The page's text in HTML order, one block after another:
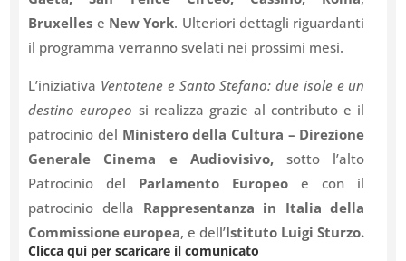
Bruxelles e New York. Ulteriori dettagli riguardanti
il programma verranno svelati nei prossimi mesi.
L’iniziativa Ventotene e Santo Stefano: due isole e un
destino europeo si realizza grazie al contributo e il
patrocinio del Ministero della Cultura – Direzione
Generale Cinema e Audiovisivo,sotto l’alto
Patrocinio del Parlamento Europeo e con il
patrocinio della Rappresentanza in Italia della
Commissione europea, e dell’Istituto Luigi Sturzo.
Clicca qui per scaricare il comunicato